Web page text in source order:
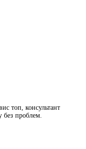
топ, консультант
без проблем.